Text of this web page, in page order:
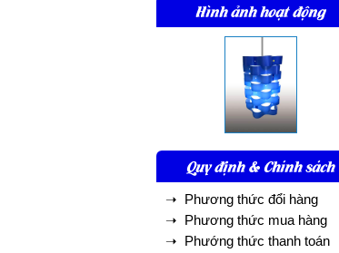
Hình ảnh hoạt động
Quy định & Chính sách
➝ Phương thức đổi hàng
➝ Phương thức mua hàng
➝ Phướng thức thanh toán